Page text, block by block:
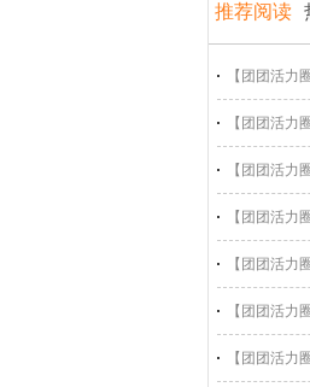
推荐阅读
【团团活力
【团团活力
【团团活力
【团团活力
【团团活力
【团团活力
【团团活力